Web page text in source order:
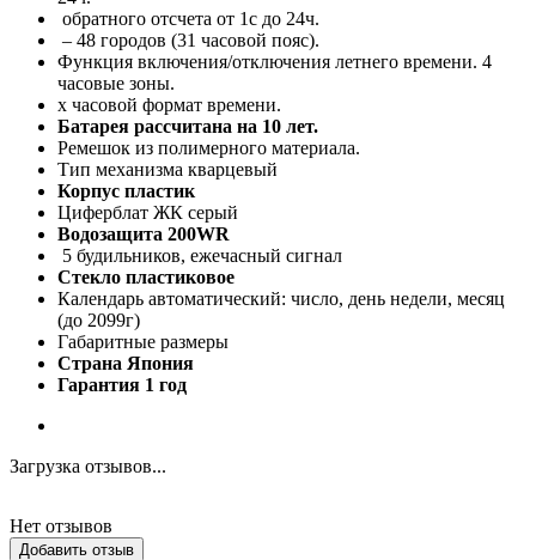
обратного отсчета от 1c до 24ч.
– 48 городов (31 часовой пояс).
Функция включения/отключения летнего времени. 4
часовые зоны.
х часовой формат времени.
Батарея рассчитана на 10 лет.
Ремешок из полимерного материала.
Тип механизма кварцевый
Корпус пластик
Циферблат ЖК серый
Водозащита 200WR
5 будильников, ежечасный сигнал
Стекло пластиковое
Календарь автоматический: число, день недели, месяц
(до 2099г)
Габаритные размеры
Страна Япония
Гарантия 1 год
Загрузка отзывов...
Нет отзывов
Добавить отзыв